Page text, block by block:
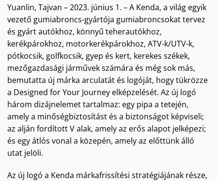
Yuanlin, Tajvan – 2023. június 1. – A Kenda, a világ egyik
vezető gumiabroncs-gyártója gumiabroncsokat tervez
és gyárt autókhoz, könnyű teherautókhoz,
kerékpárokhoz, motorkerékpárokhoz, ATV-k/UTV-k,
pótkocsik, golfkocsik, gyep és kert, kerekes székek,
mezőgazdasági járművek számára és még sok más,
bemutatta új márka arculatát és logóját, hogy tükrözze
a Designed for Your Journey elképzelését. Az új logó
három dizájnelemet tartalmaz: egy pipa a tetején,
amely a minőségbiztosítást és a biztonságot képviseli;
az alján fordított V alak, amely az erős alapot jelképezi;
és egy átlós vonal a közepén, amely az előttünk álló
utat jelöli.
Az új logó a Kenda márkafrissítési stratégiájának része,